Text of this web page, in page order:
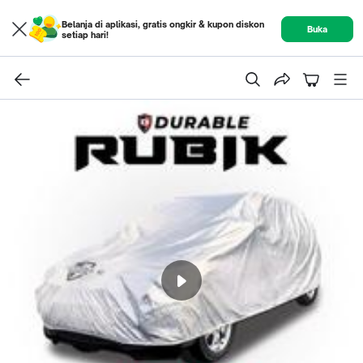
Belanja di aplikasi, gratis ongkir & kupon diskon
setiap hari!
Buka